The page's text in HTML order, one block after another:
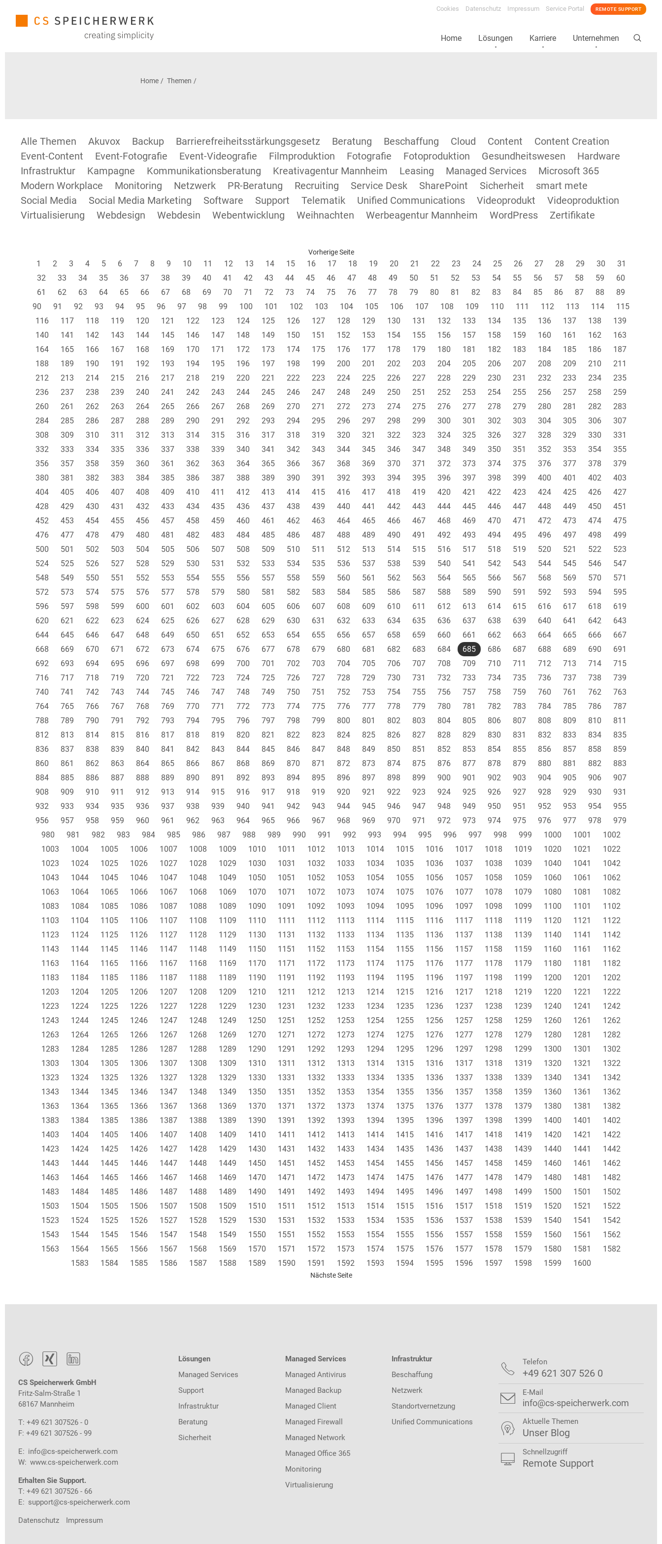
Cookies Datenschutz Impressum Service Portal REMOTE SUPPORT
Home Lösungen Karriere Unternehmen
Home Themen
Alle Themen Akuvox Backup Barrierefreiheitsstärkungsgesetz Beratung Beschaffung Cloud Content
Content Creation
Event-Content
Event-Fotografie Event-Videografie Filmproduktion Fotografie Fotoproduktion Gesundheitswesen
Hardware
Infrastruktur
Kampagne Kommunikationsberatung Kreativagentur Mannheim Leasing Managed Services
Microsoft 365
Modern Workplace
Monitoring Netzwerk PR-Beratung Recruiting Service Desk SharePoint Sicherheit
smart mete
Social Media
Social Media Marketing Software Support Telematik Unified Communications Videoprodukt
Videoproduktion
Virtualisierung
Webdesign Webdesin Webentwicklung Weihnachten Werbeagentur Mannheim WordPress Zertifikate
Vorherige Seite
1 2 3 4 5 6 7 8 9 10 11 12 13 14 15 16 17 18 19 20 21 22 23 24 25 26 27 28 29 30
31
32
33 34 35 36 37 38 39 40 41 42 43 44 45 46 47 48 49 50 51 52 53 54 55 56 57 58 59
60
61
62 63 64 65 66 67 68 69 70 71 72 73 74 75 76 77 78 79 80 81 82 83 84 85 86 87 88
89
90
91 92 93 94 95 96 97 98 99 100 101 102 103 104 105 106 107 108 109 110 111 112 113 114
115
116
117 118 119 120 121 122 123 124 125 126 127 128 129 130 131 132 133 134 135 136 137 138
139
140
141 142 143 144 145 146 147 148 149 150 151 152 153 154 155 156 157 158 159 160 161 162
163
164
165 166 167 168 169 170 171 172 173 174 175 176 177 178 179 180 181 182 183 184 185 186
187
188
189 190 191 192 193 194 195 196 197 198 199 200 201 202 203 204 205 206 207 208 209 210
211
212
213 214 215 216 217 218 219 220 221 222 223 224 225 226 227 228 229 230 231 232 233 234
235
236
237 238 239 240 241 242 243 244 245 246 247 248 249 250 251 252 253 254 255 256 257 258
259
260
261 262 263 264 265 266 267 268 269 270 271 272 273 274 275 276 277 278 279 280 281 282
283
284
285 286 287 288 289 290 291 292 293 294 295 296 297 298 299 300 301 302 303 304 305 306
307
308
309 310 311 312 313 314 315 316 317 318 319 320 321 322 323 324 325 326 327 328 329 330
331
332
333 334 335 336 337 338 339 340 341 342 343 344 345 346 347 348 349 350 351 352 353 354
355
356
357 358 359 360 361 362 363 364 365 366 367 368 369 370 371 372 373 374 375 376 377 378
379
380
381 382 383 384 385 386 387 388 389 390 391 392 393 394 395 396 397 398 399 400 401 402
403
404
405 406 407 408 409 410 411 412 413 414 415 416 417 418 419 420 421 422 423 424 425 426
427
428
429 430 431 432 433 434 435 436 437 438 439 440 441 442 443 444 445 446 447 448 449 450
451
452
453 454 455 456 457 458 459 460 461 462 463 464 465 466 467 468 469 470 471 472 473 474
475
476
477 478 479 480 481 482 483 484 485 486 487 488 489 490 491 492 493 494 495 496 497 498
499
500
501 502 503 504 505 506 507 508 509 510 511 512 513 514 515 516 517 518 519 520 521 522
523
524
525 526 527 528 529 530 531 532 533 534 535 536 537 538 539 540 541 542 543 544 545 546
547
548
549 550 551 552 553 554 555 556 557 558 559 560 561 562 563 564 565 566 567 568 569 570
571
572
573 574 575 576 577 578 579 580 581 582 583 584 585 586 587 588 589 590 591 592 593 594
595
596
597 598 599 600 601 602 603 604 605 606 607 608 609 610 611 612 613 614 615 616 617 618
619
620
621 622 623 624 625 626 627 628 629 630 631 632 633 634 635 636 637 638 639 640 641 642
643
644
645 646 647 648 649 650 651 652 653 654 655 656 657 658 659 660 661 662 663 664 665 666
667
668
669 670 671 672 673 674 675 676 677 678 679 680 681 682 683 684 685 686 687 688 689 690
691
692
693 694 695 696 697 698 699 700 701 702 703 704 705 706 707 708 709 710 711 712 713 714
715
716
717 718 719 720 721 722 723 724 725 726 727 728 729 730 731 732 733 734 735 736 737 738
739
740
741 742 743 744 745 746 747 748 749 750 751 752 753 754 755 756 757 758 759 760 761 762
763
764
765 766 767 768 769 770 771 772 773 774 775 776 777 778 779 780 781 782 783 784 785 786
787
788
789 790 791 792 793 794 795 796 797 798 799 800 801 802 803 804 805 806 807 808 809 810
811
812
813 814 815 816 817 818 819 820 821 822 823 824 825 826 827 828 829 830 831 832 833 834
835
836
837 838 839 840 841 842 843 844 845 846 847 848 849 850 851 852 853 854 855 856 857 858
859
860
861 862 863 864 865 866 867 868 869 870 871 872 873 874 875 876 877 878 879 880 881 882
883
884
885 886 887 888 889 890 891 892 893 894 895 896 897 898 899 900 901 902 903 904 905 906
907
908
909 910 911 912 913 914 915 916 917 918 919 920 921 922 923 924 925 926 927 928 929 930
931
932
933 934 935 936 937 938 939 940 941 942 943 944 945 946 947 948 949 950 951 952 953 954
955
956
957 958 959 960 961 962 963 964 965 966 967 968 969 970 971 972 973 974 975 976 977 978
979
980
981 982 983 984 985 986 987 988 989 990 991 992 993 994 995 996 997 998 999 1000 1001
1002
1003
1004 1005 1006 1007 1008 1009 1010 1011 1012 1013 1014 1015 1016 1017 1018 1019 1020 1021
1022
1023
1024 1025 1026 1027 1028 1029 1030 1031 1032 1033 1034 1035 1036 1037 1038 1039 1040 1041
1042
1043
1044 1045 1046 1047 1048 1049 1050 1051 1052 1053 1054 1055 1056 1057 1058 1059 1060 1061
1062
1063
1064 1065 1066 1067 1068 1069 1070 1071 1072 1073 1074 1075 1076 1077 1078 1079 1080 1081
1082
1083
1084 1085 1086 1087 1088 1089 1090 1091 1092 1093 1094 1095 1096 1097 1098 1099 1100 1101
1102
1103
1104 1105 1106 1107 1108 1109 1110 1111 1112 1113 1114 1115 1116 1117 1118 1119 1120 1121
1122
1123
1124 1125 1126 1127 1128 1129 1130 1131 1132 1133 1134 1135 1136 1137 1138 1139 1140 1141
1142
1143
1144 1145 1146 1147 1148 1149 1150 1151 1152 1153 1154 1155 1156 1157 1158 1159 1160 1161
1162
1163
1164 1165 1166 1167 1168 1169 1170 1171 1172 1173 1174 1175 1176 1177 1178 1179 1180 1181
1182
1183
1184 1185 1186 1187 1188 1189 1190 1191 1192 1193 1194 1195 1196 1197 1198 1199 1200 1201
1202
1203
1204 1205 1206 1207 1208 1209 1210 1211 1212 1213 1214 1215 1216 1217 1218 1219 1220 1221
1222
1223
1224 1225 1226 1227 1228 1229 1230 1231 1232 1233 1234 1235 1236 1237 1238 1239 1240 1241
1242
1243
1244 1245 1246 1247 1248 1249 1250 1251 1252 1253 1254 1255 1256 1257 1258 1259 1260 1261
1262
1263
1264 1265 1266 1267 1268 1269 1270 1271 1272 1273 1274 1275 1276 1277 1278 1279 1280 1281
1282
1283
1284 1285 1286 1287 1288 1289 1290 1291 1292 1293 1294 1295 1296 1297 1298 1299 1300 1301
1302
1303
1304 1305 1306 1307 1308 1309 1310 1311 1312 1313 1314 1315 1316 1317 1318 1319 1320 1321
1322
1323
1324 1325 1326 1327 1328 1329 1330 1331 1332 1333 1334 1335 1336 1337 1338 1339 1340 1341
1342
1343
1344 1345 1346 1347 1348 1349 1350 1351 1352 1353 1354 1355 1356 1357 1358 1359 1360 1361
1362
1363
1364 1365 1366 1367 1368 1369 1370 1371 1372 1373 1374 1375 1376 1377 1378 1379 1380 1381
1382
1383
1384 1385 1386 1387 1388 1389 1390 1391 1392 1393 1394 1395 1396 1397 1398 1399 1400 1401
1402
1403
1404 1405 1406 1407 1408 1409 1410 1411 1412 1413 1414 1415 1416 1417 1418 1419 1420 1421
1422
1423
1424 1425 1426 1427 1428 1429 1430 1431 1432 1433 1434 1435 1436 1437 1438 1439 1440 1441
1442
1443
1444 1445 1446 1447 1448 1449 1450 1451 1452 1453 1454 1455 1456 1457 1458 1459 1460 1461
1462
1463
1464 1465 1466 1467 1468 1469 1470 1471 1472 1473 1474 1475 1476 1477 1478 1479 1480 1481
1482
1483
1484 1485 1486 1487 1488 1489 1490 1491 1492 1493 1494 1495 1496 1497 1498 1499 1500 1501
1502
1503
1504 1505 1506 1507 1508 1509 1510 1511 1512 1513 1514 1515 1516 1517 1518 1519 1520 1521
1522
1523
1524 1525 1526 1527 1528 1529 1530 1531 1532 1533 1534 1535 1536 1537 1538 1539 1540 1541
1542
1543
1544 1545 1546 1547 1548 1549 1550 1551 1552 1553 1554 1555 1556 1557 1558 1559 1560 1561
1562
1563
1564 1565 1566 1567 1568 1569 1570 1571 1572 1573 1574 1575 1576 1577 1578 1579 1580 1581
1582
1583
1584 1585 1586 1587 1588 1589 1590 1591 1592 1593 1594 1595 1596 1597 1598 1599 1600
Nächste Seite
  
CS Speicherwerk GmbH
Fritz-Salm-Straße 1
68167 Mannheim
T: +49 621 307526 - 0
F: +49 621 307526 - 99
E: info@cs-speicherwerk.com
W: www.cs-speicherwerk.com
Erhalten Sie Support.
T: +49 621 307526 - 66
E: support@cs-speicherwerk.com
Datenschutz Impressum
Lösungen
Managed Services
Support
Infrastruktur
Beratung
Sicherheit
Managed Services
Managed Antivirus
Managed Backup
Managed Client
Managed Firewall
Managed Network
Managed Office 365
Monitoring
Virtualisierung
Infrastruktur
Beschaffung
Netzwerk
Standortvernetzung
Unified Communications
 Telefon
+49 621 307 526 0
 E-Mail
info@cs-speicherwerk.com
 Aktuelle Themen
Unser Blog
 Schnellzugriff
Remote Support